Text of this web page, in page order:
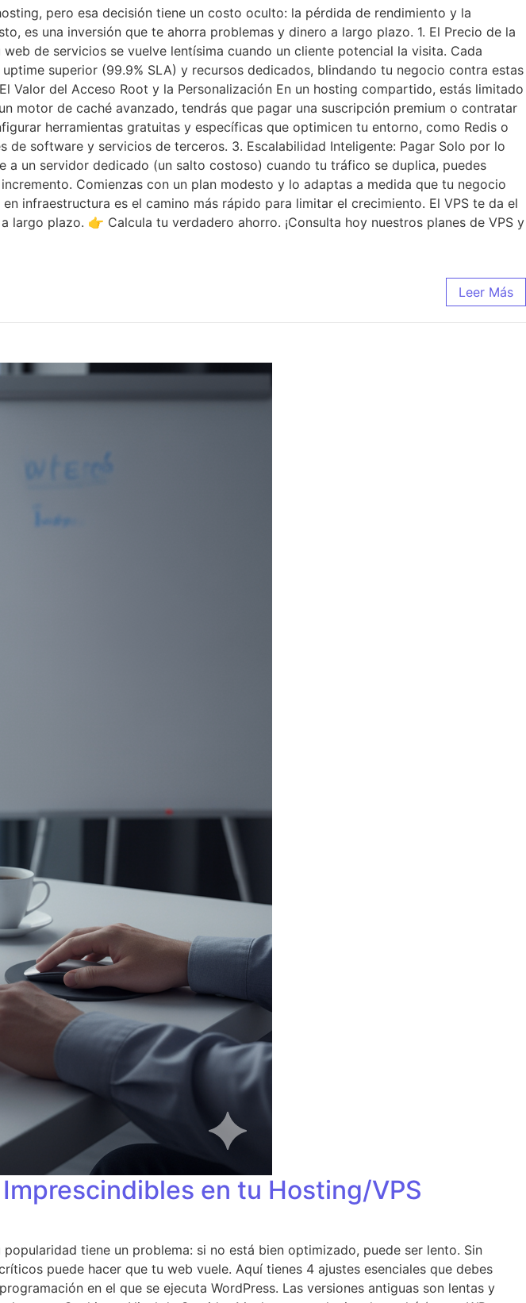
pero esa decisión tiene un costo oculto: la pérdida de rendimiento y la
es una inversión que te ahorra problemas y dinero a largo plazo. 1. El Precio de la
de servicios se vuelve lentísima cuando un cliente potencial la visita. Cada
superior (99.9% SLA) y recursos dedicados, blindando tu negocio contra estas
Valor del Acceso Root y la Personalización En un hosting compartido, estás limitado
motor de caché avanzado, tendrás que pagar una suscripción premium o contratar
herramientas gratuitas y específicas que optimicen tu entorno, como Redis o
software y servicios de terceros. 3. Escalabilidad Inteligente: Pagar Solo por lo
a un servidor dedicado (un salto costoso) cuando tu tráfico se duplica, puedes
Comienzas con un plan modesto y lo adaptas a medida que tu negocio
infraestructura es el camino más rápido para limitar el crecimiento. El VPS te da el
plazo. 👉 Calcula tu verdadero ahorro. ¡Consulta hoy nuestros planes de VPS y
Leer Más
en tu Hosting/VPS
tiene un problema: si no está bien optimizado, puede ser lento. Sin
puede hacer que tu web vuele. Aquí tienes 4 ajustes esenciales que debes
en el que se ejecuta WordPress. Las versiones antiguas son lentas y